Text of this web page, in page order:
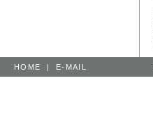
HOME | E-MAIL